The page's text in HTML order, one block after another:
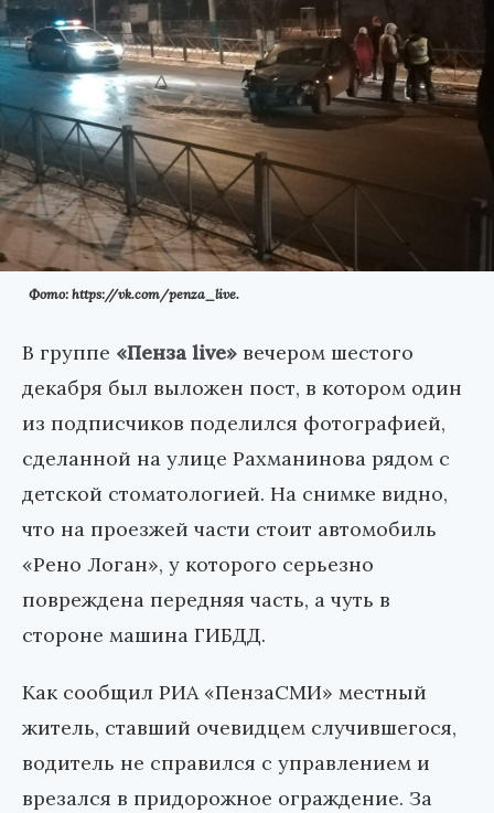
Фото: https://vk.com/penza_live.
В группе «Пенза live» вечером шестого
декабря был выложен пост, в котором один
из подписчиков поделился фотографией,
сделанной на улице Рахманинова рядом с
детской стоматологией. На снимке видно,
что на проезжей части стоит автомобиль
«Рено Логан», у которого серьезно
повреждена передняя часть, а чуть в
стороне машина ГИБДД.
Как сообщил РИА «ПензаСМИ» местный
житель, ставший очевидцем случившегося,
водитель не справился с управлением и
врезался в придорожное ограждение. За